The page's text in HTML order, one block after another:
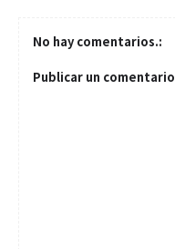
No hay comentarios.:
Publicar un comentario